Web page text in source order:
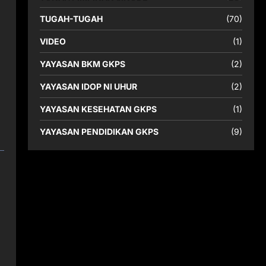
TUGAH-TUGAH (70)
VIDEO (1)
YAYASAN BKM GKPS (2)
YAYASAN IDOP NI UHUR (2)
YAYASAN KESEHATAN GKPS (1)
YAYASAN PENDIDIKAN GKPS (9)